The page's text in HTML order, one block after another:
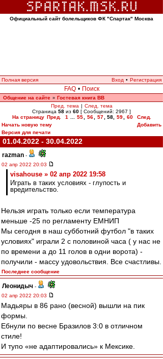
Официальный сайт болельщиков ФК "Спартак" Москва
Полная версия Вход • Регистрация
FAQ • Поиск
Общение на сайте » Гостевая книга ВВ
Пред. тема | След. тема
Страница 58 из 60 [ Сообщений: 2967 ]
На страницу Пред. 1 55 56 57 58, 59 60
След.
Начать новую тему
Добавить
Версия для печати
01.04.2022 - 30.04.2022
razman -
02 апр 2022 20:03
visahouse » 02 апр 2022 19:58
Играть в таких условиях - глупость и
вредительство.
Нельзя играть только если температура
меньше -25 по регламенту ЕМНИП
Мы сегодня в наш субботний футбол "в таких
условиях" играли 2 с половиной часа ( у нас не
по времени а до 11 голов в одни ворота) -
получили - массу удовольствия. Все счастливы.
Последнее сообщение
Леонидыч -
02 апр 2022 20:03
Мадьяры в 86 рано (весной) вышли на пик
формы.
Ебнули по весне Бразилов 3:0 в отличном
стиле!
И тупо «не адаптировались» к Мексике.